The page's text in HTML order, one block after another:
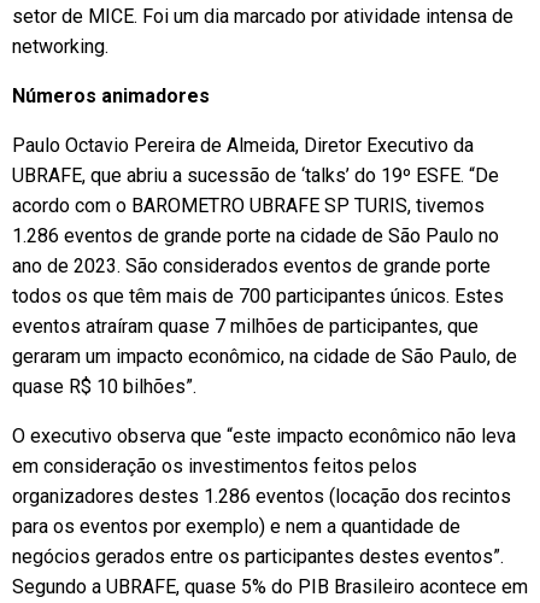
setor de MICE. Foi um dia marcado por atividade intensa de
networking.
Números animadores
Paulo Octavio Pereira de Almeida, Diretor Executivo da
UBRAFE, que abriu a sucessão de ‘talks’ do 19º ESFE. “De
acordo com o BAROMETRO UBRAFE SP TURIS, tivemos
1.286 eventos de grande porte na cidade de São Paulo no
ano de 2023. São considerados eventos de grande porte
todos os que têm mais de 700 participantes únicos. Estes
eventos atraíram quase 7 milhões de participantes, que
geraram um impacto econômico, na cidade de São Paulo, de
quase R$ 10 bilhões”.
O executivo observa que “este impacto econômico não leva
em consideração os investimentos feitos pelos
organizadores destes 1.286 eventos (locação dos recintos
para os eventos por exemplo) e nem a quantidade de
negócios gerados entre os participantes destes eventos”.
Segundo a UBRAFE, quase 5% do PIB Brasileiro acontece em